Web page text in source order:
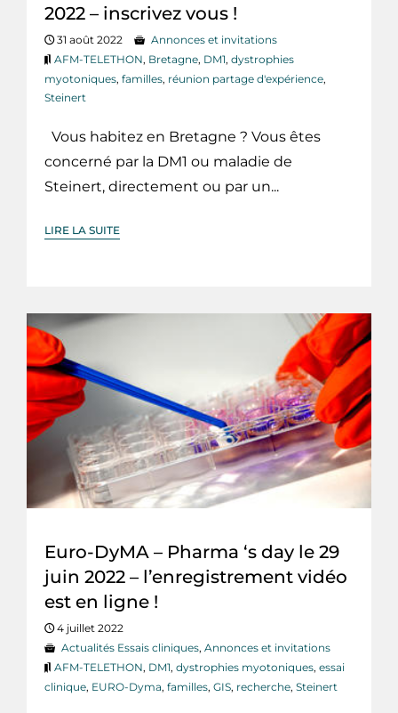
2022 – inscrivez vous !
31 août 2022
Annonces et invitations
AFM-TELETHON, Bretagne, DM1, dystrophies
myotoniques, familles, réunion partage d'expérience,
Steinert
Vous habitez en Bretagne ? Vous êtes
concerné par la DM1 ou maladie de
Steinert, directement ou par un...
LIRE LA SUITE
Euro-DyMA – Pharma ‘s day le 29
juin 2022 – l’enregistrement vidéo
est en ligne !
4 juillet 2022
Actualités Essais cliniques, Annonces et invitations
AFM-TELETHON, DM1, dystrophies myotoniques, essai
clinique, EURO-Dyma, familles, GIS, recherche, Steinert